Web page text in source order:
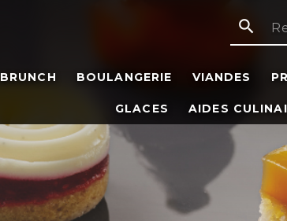
search
BRUNCH BOULANGERIE VIANDES
GLACES AIDES